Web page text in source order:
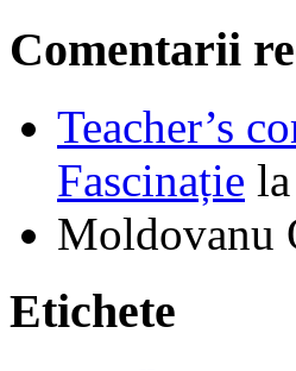
Comentarii
Teacher’s
Fascinație la
Moldovanu
Etichete